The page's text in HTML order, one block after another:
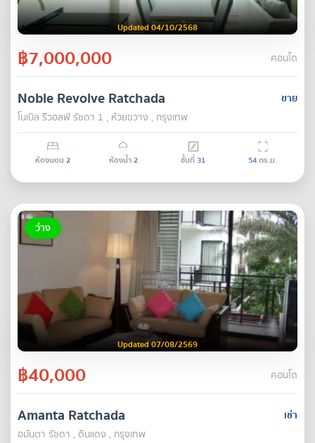
Updated 04/10/2568
฿7,000,000 คอนโด
ขาย
Noble Revolve Ratchada
โนเบิล รีวอลฟ์ รัชดา 1 , ห้วยขวาง , กรุงเทพ
ห้องนอน 2 ห้องน้ำ2 ชั้นที่31 54ตร.ม.
ว่าง
Updated 07/08/2569
฿40,000 คอนโด
เช่า
Amanta Ratchada
อมันตา รัชดา , ดินแดง , กรุงเทพ